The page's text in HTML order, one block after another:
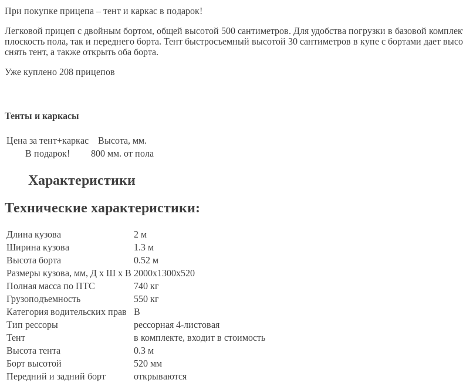
При покупке прицепа – тент и каркас в подарок!
Легковой прицеп с двойным бортом, общей высотой 500 сантиметров. Для удобства погрузки в базовой
плоскость пола, так и переднего борта. Тент быстросъемный высотой 30 сантиметров в купе с бортами дает
снять тент, а также открыть оба борта.
Уже куплено 208 прицепов
Тенты и каркасы
Цена за тент+каркас
Высота, мм.
В подарок!
800 мм. от пола
Характеристики
Технические характеристики:
Длина кузова
2 м
Ширина кузова
1.3 м
Высота борта
0.52 м
Размеры кузова, мм, Д х Ш х В 2000х1300х520
Полная масса по ПТС
740 кг
Грузоподъемность
550 кг
Категория водительских прав
В
Тип рессоры
рессорная 4-листовая
Тент
в комплекте, входит в стоимость
Высота тента
0.3 м
Борт высотой
520 мм
Передний и задний борт
открываются